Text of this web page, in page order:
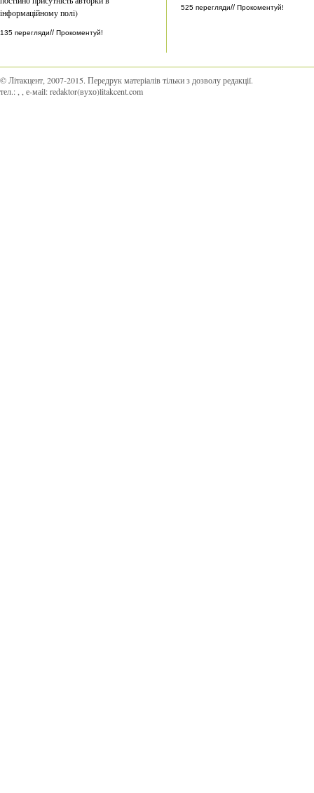
інформаційному полі)
135 перегляди// Прокоментуй!
525 перегляди// Прокоментуй!
© Літакцент, 2007-2015. Передрук матеріалів тільки з дозволу редакції.
тел.:
, е-маіl:redaktor(вухо)litakcent.com